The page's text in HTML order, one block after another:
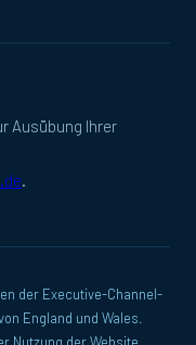
Ausübung Ihrer
.
der Executive-Channel-
England und Wales.